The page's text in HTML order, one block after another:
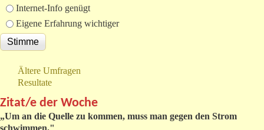
Internet-Info genügt
Eigene Erfahrung wichtiger
Ältere Umfragen
Resultate
Zitat/e der Woche
„Um an die Quelle zu kommen, muss man gegen den Strom
schwimmen."